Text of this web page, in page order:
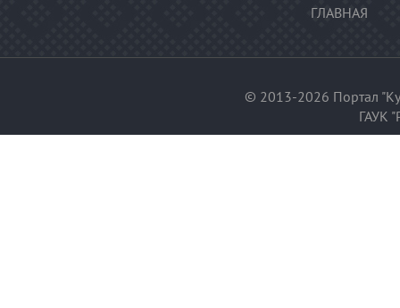
ГЛАВНАЯ
© 2013-2026 Портал
ГАУК